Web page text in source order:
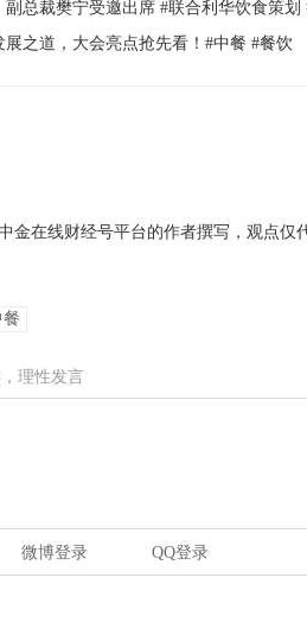
总裁樊宁受邀出席 #联合利华饮食策
展之道，大会亮点抢先看！#中餐 #餐饮
金在线财经号平台的作者撰写，观点
餐
理性发言
微博登录 QQ登录